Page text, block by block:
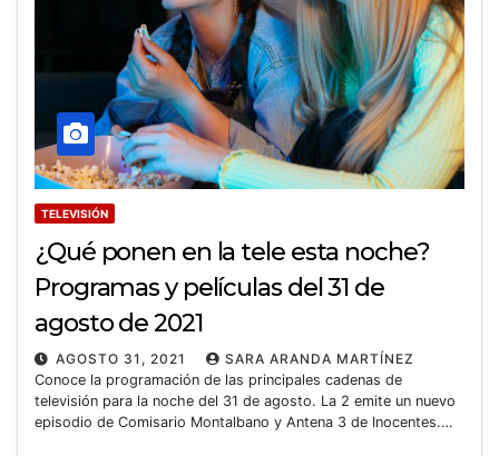
TELEVISIÓN
¿Qué ponen en la tele esta noche?
Programas y películas del 31 de
agosto de 2021
AGOSTO 31, 2021
SARA ARANDA MARTÍNEZ
Conoce la programación de las principales cadenas de
televisión para la noche del 31 de agosto. La 2 emite un nuevo
episodio de Comisario Montalbano y Antena 3 de Inocentes.…